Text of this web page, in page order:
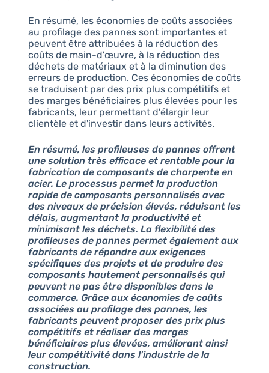
En résumé, les économies de coûts associées
au profilage des pannes sont importantes et
peuvent être attribuées à la réduction des
coûts de main-d'œuvre, à la réduction des
déchets de matériaux et à la diminution des
erreurs de production. Ces économies de coûts
se traduisent par des prix plus compétitifs et
des marges bénéficiaires plus élevées pour les
fabricants, leur permettant d'élargir leur
clientèle et d'investir dans leurs activités.
En résumé, les profileuses de pannes offrent
une solution très efficace et rentable pour la
fabrication de composants de charpente en
acier. Le processus permet la production
rapide de composants personnalisés avec
des niveaux de précision élevés, réduisant les
délais, augmentant la productivité et
minimisant les déchets. La flexibilité des
profileuses de pannes permet également aux
fabricants de répondre aux exigences
spécifiques des projets et de produire des
composants hautement personnalisés qui
peuvent ne pas être disponibles dans le
commerce. Grâce aux économies de coûts
associées au profilage des pannes, les
fabricants peuvent proposer des prix plus
compétitifs et réaliser des marges
bénéficiaires plus élevées, améliorant ainsi
leur compétitivité dans l'industrie de la
construction.